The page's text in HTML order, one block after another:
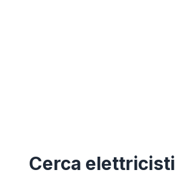
Cerca elettricisti